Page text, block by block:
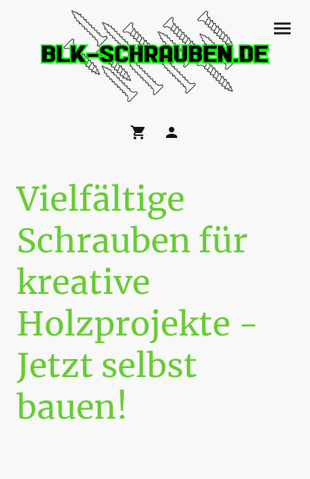
Vielfältige
Schrauben für
kreative
Holzprojekte -
Jetzt selbst
bauen!